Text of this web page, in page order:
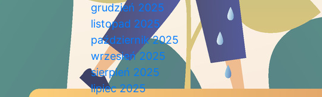
grudzień 2025
listopad 2025
październik 2025
wrzesień 2025
sierpień 2025
lipiec 2025